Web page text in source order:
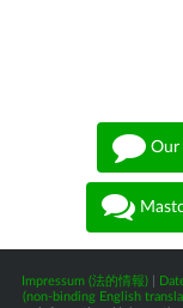
Our
Impressum (法的情報)
(non-binding English